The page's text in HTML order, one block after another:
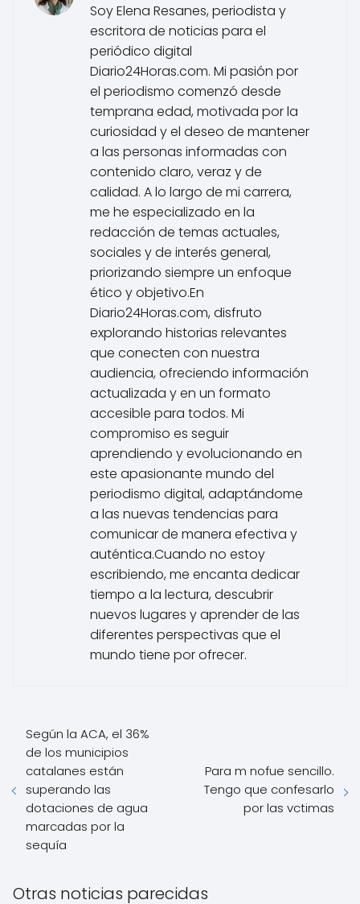
Soy Elena Resanes, periodista y
escritora de noticias para el
periódico digital
Diario24Horas.com. Mi pasión por
el periodismo comenzó desde
temprana edad, motivada por la
curiosidad y el deseo de mantener
a las personas informadas con
contenido claro, veraz y de
calidad. A lo largo de mi carrera,
me he especializado en la
redacción de temas actuales,
sociales y de interés general,
priorizando siempre un enfoque
ético y objetivo.En
Diario24Horas.com, disfruto
explorando historias relevantes
que conecten con nuestra
audiencia, ofreciendo información
actualizada y en un formato
accesible para todos. Mi
compromiso es seguir
aprendiendo y evolucionando en
este apasionante mundo del
periodismo digital, adaptándome
a las nuevas tendencias para
comunicar de manera efectiva y
auténtica.Cuando no estoy
escribiendo, me encanta dedicar
tiempo a la lectura, descubrir
nuevos lugares y aprender de las
diferentes perspectivas que el
mundo tiene por ofrecer.
Según la ACA, el 36%
de los municipios
catalanes están
superando las
dotaciones de agua
marcadas por la
sequía
Para m nofue sencillo.
Tengo que confesarlo
por las vctimas
Otras noticias parecidas